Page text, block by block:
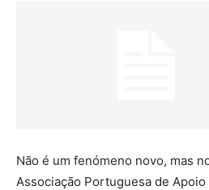
Não é um fenómeno novo, mas
Associação Portuguesa de Apoio